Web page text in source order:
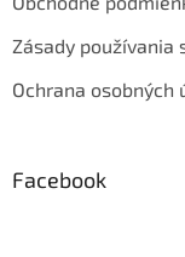
Zásady používania
Ochrana osobných
Facebook